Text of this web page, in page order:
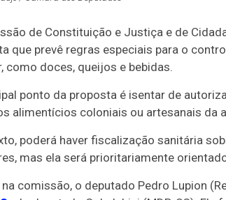
de Constituição e Justiça e de
que prevê regras especiais para o
como doces, queijos e bebidas.
ponto da proposta é isentar de
alimentícios coloniais ou artesanais da
poderá haver fiscalização sanitária
mas ela será prioritariamente
comissão, o deputado Pedro Lupion